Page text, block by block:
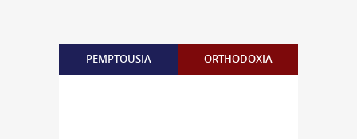
PEMPTOUSIA ORTHODOXIA